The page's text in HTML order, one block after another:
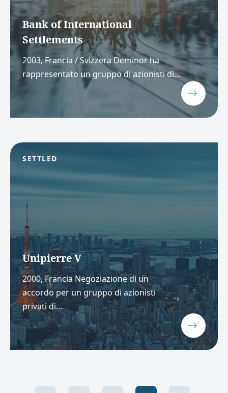
Bank of International
Settlements
2003, Francia / Svizzera Deminor ha
rappresentato un gruppo di azionisti di...
SETTLED
Unipierre V
2000, Francia Negoziazione di un
accordo per un gruppo di azionisti
privati di...